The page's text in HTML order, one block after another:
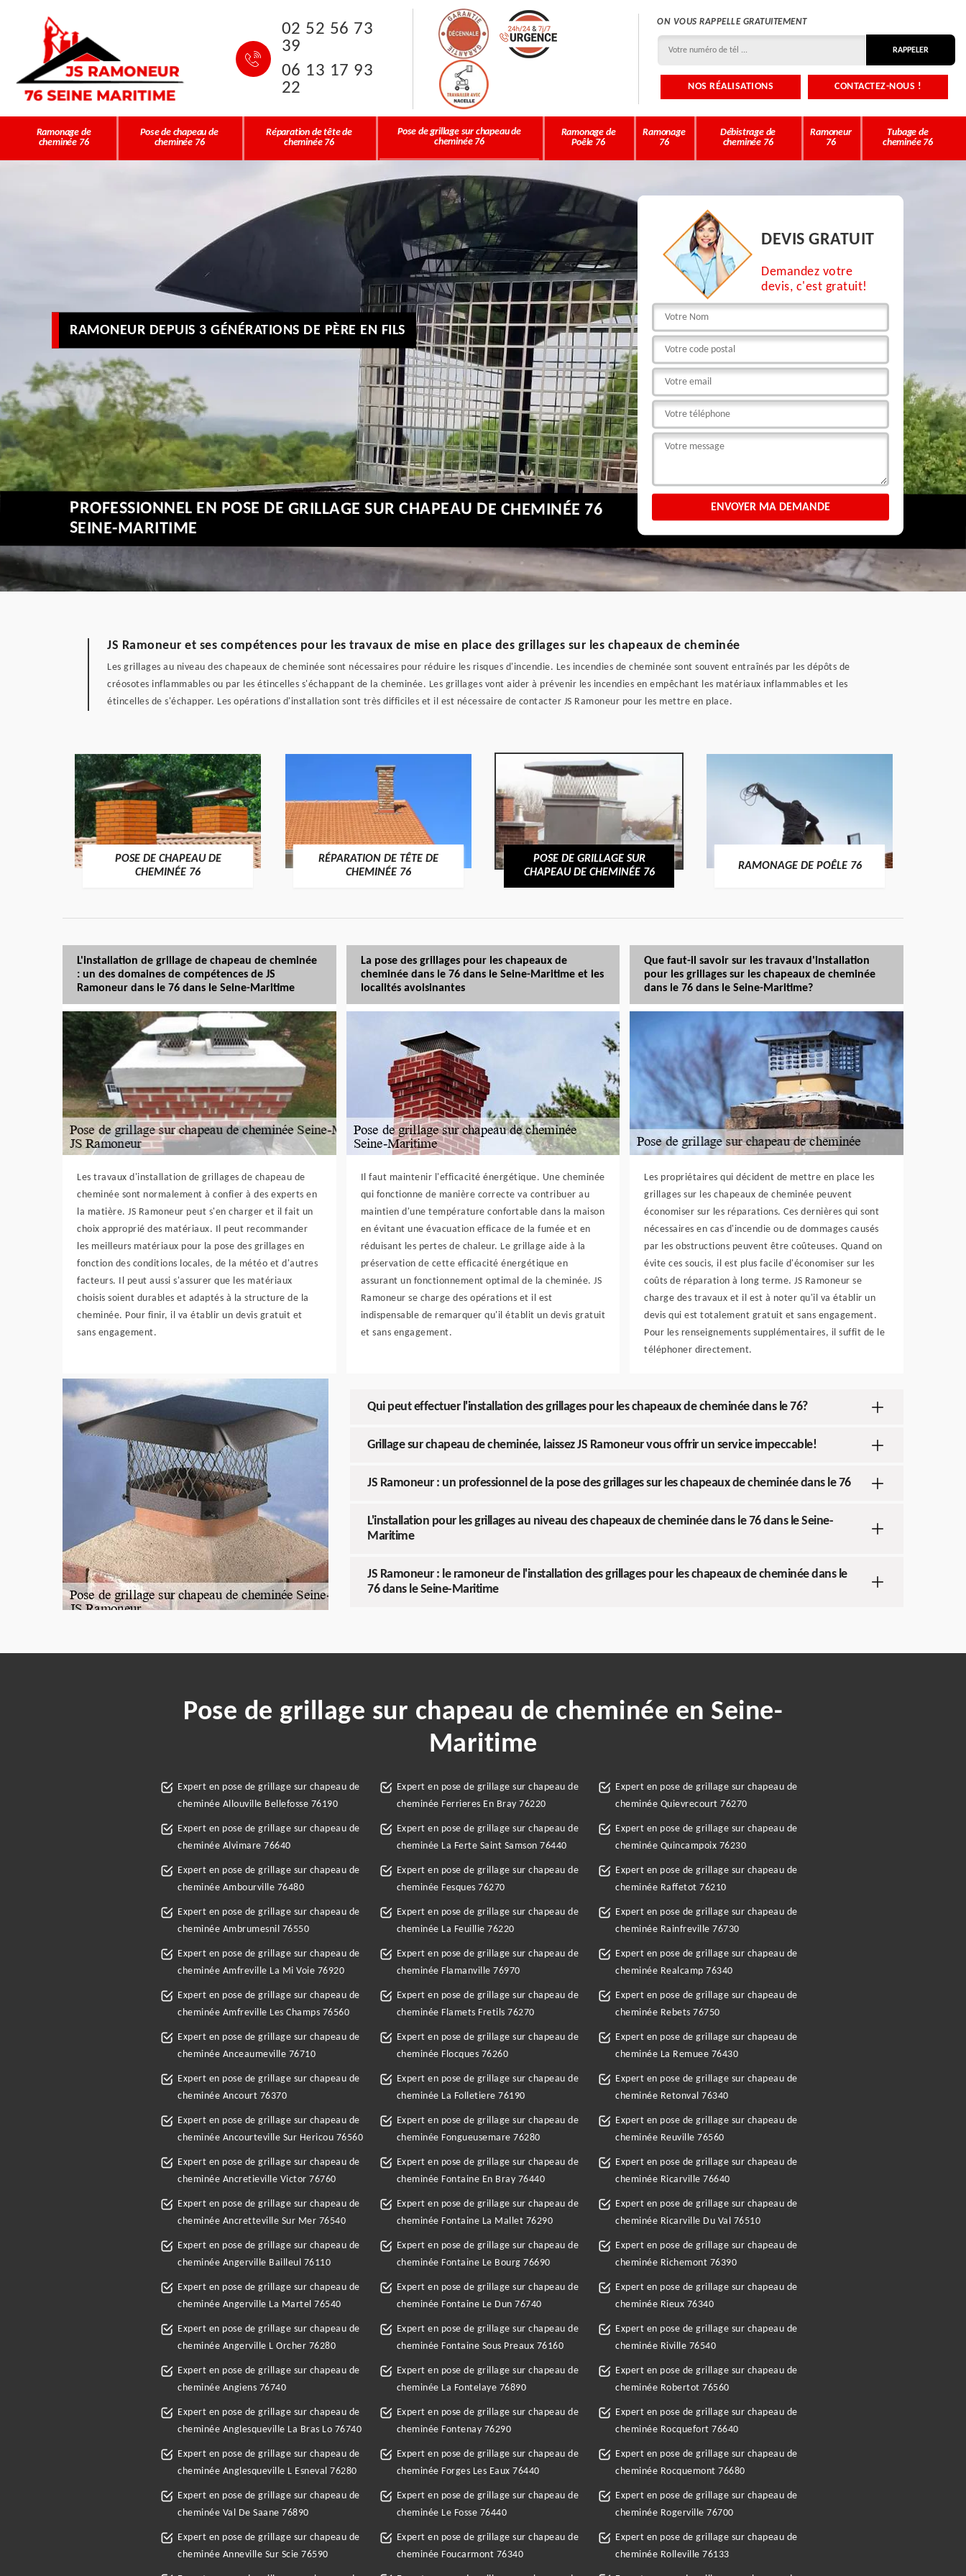
02 52 56 73
39
06 13 17 93
22
ON VOUS RAPPELLE GRATUITEMENT
NOS RÉALISATIONS CONTACTEZ-NOUS !
Ramonage de
cheminée 76
Pose de chapeau de
cheminée 76
Réparation de tête de
cheminée 76
Pose de grillage sur chapeau de
cheminée 76
Ramonage de
Poêle 76
Ramonage
76
Débistrage de
cheminée 76
Ramoneur
76
Tubage de
cheminée 76
DEVIS GRATUIT
Demandez votre
devis, c'est gratuit!
RAMONEUR DEPUIS 3 GÉNÉRATIONS DE PÈRE EN FILS
PROFESSIONNEL EN POSE DE GRILLAGE SUR CHAPEAU DE CHEMINÉE 76
SEINE-MARITIME
JS Ramoneur et ses compétences pour les travaux de mise en place des grillages sur les chapeaux de cheminée
Les grillages au niveau des chapeaux de cheminée sont nécessaires pour réduire les risques d'incendie. Les incendies de cheminée sont souvent entraînés par les dépôts de
créosotes inflammables ou par les étincelles s'échappant de la cheminée. Les grillages vont aider à prévenir les incendies en empêchant les matériaux inflammables et les
étincelles de s'échapper. Les opérations d'installation sont très difficiles et il est nécessaire de contacter JS Ramoneur pour les mettre en place.
POSE DE CHAPEAU DE
CHEMINÉE 76
RÉPARATION DE TÊTE DE
CHEMINÉE 76
POSE DE GRILLAGE SUR
CHAPEAU DE CHEMINÉE 76
RAMONAGE DE POÊLE 76
L'installation de grillage de chapeau de cheminée
: un des domaines de compétences de JS
Ramoneur dans le 76 dans le Seine-Maritime
Les travaux d'installation de grillages de chapeau de
cheminée sont normalement à confier à des experts en
la matière. JS Ramoneur peut s'en charger et il fait un
choix approprié des matériaux. Il peut recommander
les meilleurs matériaux pour la pose des grillages en
fonction des conditions locales, de la météo et d'autres
facteurs. Il peut aussi s'assurer que les matériaux
choisis soient durables et adaptés à la structure de la
cheminée. Pour finir, il va établir un devis gratuit et
sans engagement.
La pose des grillages pour les chapeaux de
cheminée dans le 76 dans le Seine-Maritime et les
localités avoisinantes
Il faut maintenir l'efficacité énergétique. Une cheminée
qui fonctionne de manière correcte va contribuer au
maintien d'une température confortable dans la maison
en évitant une évacuation efficace de la fumée et en
réduisant les pertes de chaleur. Le grillage aide à la
préservation de cette efficacité énergétique en
assurant un fonctionnement optimal de la cheminée. JS
Ramoneur se charge des opérations et il est
indispensable de remarquer qu'il établit un devis gratuit
et sans engagement.
Que faut-il savoir sur les travaux d'installation
pour les grillages sur les chapeaux de cheminée
dans le 76 dans le Seine-Maritime?
Les propriétaires qui décident de mettre en place les
grillages sur les chapeaux de cheminée peuvent
économiser sur les réparations. Ces dernières qui sont
nécessaires en cas d'incendie ou de dommages causés
par les obstructions peuvent être coûteuses. Quand on
évite ces soucis, il est plus facile d'économiser sur les
coûts de réparation à long terme. JS Ramoneur se
charge des travaux et il est à noter qu'il va établir un
devis qui est totalement gratuit et sans engagement.
Pour les renseignements supplémentaires, il suffit de le
téléphoner directement.
Qui peut effectuer l'installation des grillages pour les chapeaux de cheminée dans le 76?
Grillage sur chapeau de cheminée, laissez JS Ramoneur vous offrir un service impeccable!
JS Ramoneur : un professionnel de la pose des grillages sur les chapeaux de cheminée dans le 76
L'installation pour les grillages au niveau des chapeaux de cheminée dans le 76 dans le Seine-
Maritime
JS Ramoneur : le ramoneur de l'installation des grillages pour les chapeaux de cheminée dans le
76 dans le Seine-Maritime
Pose de grillage sur chapeau de cheminée en Seine-
Maritime
Expert en pose de grillage sur chapeau de
cheminée Allouville Bellefosse 76190
Expert en pose de grillage sur chapeau de
cheminée Alvimare 76640
Expert en pose de grillage sur chapeau de
cheminée Ambourville 76480
Expert en pose de grillage sur chapeau de
cheminée Ambrumesnil 76550
Expert en pose de grillage sur chapeau de
cheminée Amfreville La Mi Voie 76920
Expert en pose de grillage sur chapeau de
cheminée Amfreville Les Champs 76560
Expert en pose de grillage sur chapeau de
cheminée Anceaumeville 76710
Expert en pose de grillage sur chapeau de
cheminée Ancourt 76370
Expert en pose de grillage sur chapeau de
cheminée Ancourteville Sur Hericou 76560
Expert en pose de grillage sur chapeau de
cheminée Ancretieville Victor 76760
Expert en pose de grillage sur chapeau de
cheminée Ancretteville Sur Mer 76540
Expert en pose de grillage sur chapeau de
cheminée Angerville Bailleul 76110
Expert en pose de grillage sur chapeau de
cheminée Angerville La Martel 76540
Expert en pose de grillage sur chapeau de
cheminée Angerville L Orcher 76280
Expert en pose de grillage sur chapeau de
cheminée Angiens 76740
Expert en pose de grillage sur chapeau de
cheminée Anglesqueville La Bras Lo 76740
Expert en pose de grillage sur chapeau de
cheminée Anglesqueville L Esneval 76280
Expert en pose de grillage sur chapeau de
cheminée Val De Saane 76890
Expert en pose de grillage sur chapeau de
cheminée Anneville Sur Scie 76590
Expert en pose de grillage sur chapeau de
cheminée Ferrieres En Bray 76220
Expert en pose de grillage sur chapeau de
cheminée La Ferte Saint Samson 76440
Expert en pose de grillage sur chapeau de
cheminée Fesques 76270
Expert en pose de grillage sur chapeau de
cheminée La Feuillie 76220
Expert en pose de grillage sur chapeau de
cheminée Flamanville 76970
Expert en pose de grillage sur chapeau de
cheminée Flamets Fretils 76270
Expert en pose de grillage sur chapeau de
cheminée Flocques 76260
Expert en pose de grillage sur chapeau de
cheminée La Folletiere 76190
Expert en pose de grillage sur chapeau de
cheminée Fongueusemare 76280
Expert en pose de grillage sur chapeau de
cheminée Fontaine En Bray 76440
Expert en pose de grillage sur chapeau de
cheminée Fontaine La Mallet 76290
Expert en pose de grillage sur chapeau de
cheminée Fontaine Le Bourg 76690
Expert en pose de grillage sur chapeau de
cheminée Fontaine Le Dun 76740
Expert en pose de grillage sur chapeau de
cheminée Fontaine Sous Preaux 76160
Expert en pose de grillage sur chapeau de
cheminée La Fontelaye 76890
Expert en pose de grillage sur chapeau de
cheminée Fontenay 76290
Expert en pose de grillage sur chapeau de
cheminée Forges Les Eaux 76440
Expert en pose de grillage sur chapeau de
cheminée Le Fosse 76440
Expert en pose de grillage sur chapeau de
cheminée Foucarmont 76340
Expert en pose de grillage sur chapeau de
cheminée Quievrecourt 76270
Expert en pose de grillage sur chapeau de
cheminée Quincampoix 76230
Expert en pose de grillage sur chapeau de
cheminée Raffetot 76210
Expert en pose de grillage sur chapeau de
cheminée Rainfreville 76730
Expert en pose de grillage sur chapeau de
cheminée Realcamp 76340
Expert en pose de grillage sur chapeau de
cheminée Rebets 76750
Expert en pose de grillage sur chapeau de
cheminée La Remuee 76430
Expert en pose de grillage sur chapeau de
cheminée Retonval 76340
Expert en pose de grillage sur chapeau de
cheminée Reuville 76560
Expert en pose de grillage sur chapeau de
cheminée Ricarville 76640
Expert en pose de grillage sur chapeau de
cheminée Ricarville Du Val 76510
Expert en pose de grillage sur chapeau de
cheminée Richemont 76390
Expert en pose de grillage sur chapeau de
cheminée Rieux 76340
Expert en pose de grillage sur chapeau de
cheminée Riville 76540
Expert en pose de grillage sur chapeau de
cheminée Robertot 76560
Expert en pose de grillage sur chapeau de
cheminée Rocquefort 76640
Expert en pose de grillage sur chapeau de
cheminée Rocquemont 76680
Expert en pose de grillage sur chapeau de
cheminée Rogerville 76700
Expert en pose de grillage sur chapeau de
cheminée Rolleville 76133